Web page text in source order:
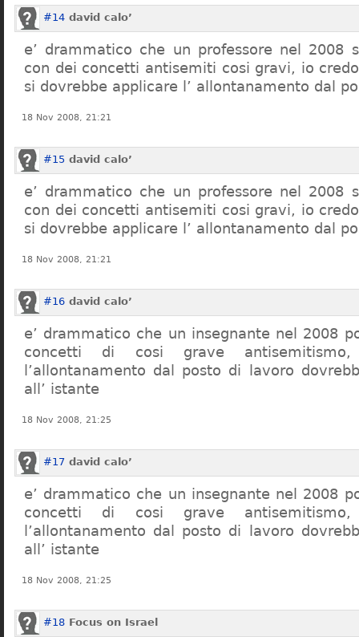
#14 david calo’
e’ drammatico che un professore nel 2008
con dei concetti antisemiti cosi gravi, io
si dovrebbe applicare l’ allontanamento dal
18 Nov 2008, 21:21
#15 david calo’
e’ drammatico che un professore nel 2008
con dei concetti antisemiti cosi gravi, io
si dovrebbe applicare l’ allontanamento dal
18 Nov 2008, 21:21
#16 david calo’
e’ drammatico che un insegnante nel 2008
concetti di cosi grave
l’allontanamento dal posto di lavoro
all’ istante
18 Nov 2008, 21:25
#17 david calo’
e’ drammatico che un insegnante nel 2008
concetti di cosi grave
l’allontanamento dal posto di lavoro
all’ istante
18 Nov 2008, 21:25
#18 Focus on Israel